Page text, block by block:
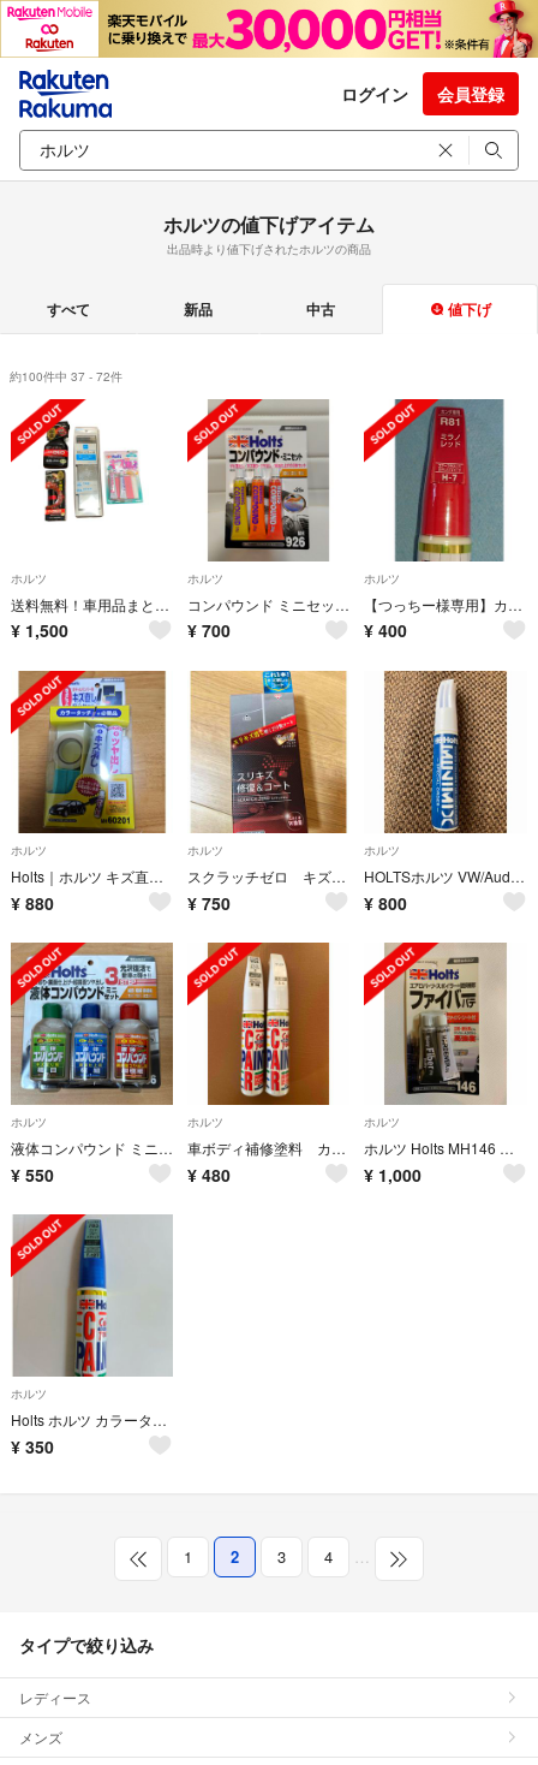
ログイン 会員登録
ホルツの値下げアイテム
出品時より値下げされたホルツの商品
すべて 新品 中古 値下げ
約100件中 37 - 72件
ホルツ
送料無料！車用品まとめ売り 明るいミラーM Dr.DEO きず消しセットカー用品
¥ 1,500
ホルツ
コンパウンド ミニセット MH-926
¥ 700
ホルツ
【つっちー様専用】カラータッチ R81 ホンダ車用 ミラノレッド
¥ 400
ホルツ
Holts｜ホルツ キズ直シ安心セット MH60201
¥ 880
ホルツ
スクラッチゼロ キズ修復 ホルツ 車 擦り傷 修復 コート
¥ 750
ホルツ
HOLTSホルツ VW/Audi純正カラーナンバーLZ7L ラバーグレー
¥ 800
ホルツ
液体コンパウンド ミニセット
¥ 550
ホルツ
車ボディ補修塗料 カラータッチ 筆付ペイント
¥ 480
ホルツ
ホルツ Holts MH146 エポキシファイバーパテ 2液剤
¥ 1,000
ホルツ
Holts ホルツ カラータッチ トヨタ車用 アクアブルーM 20ml MH3…
¥ 350
1 2 3 4 …
タイプで絞り込み
レディース
メンズ